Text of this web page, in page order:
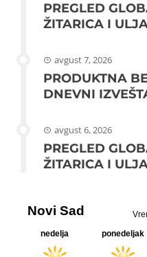
PREGLED
ŽITARICA I
avgust 7, 2026
PRODUKTNA
DNEVNI
avgust 6, 2026
PREGLED
ŽITARICA I